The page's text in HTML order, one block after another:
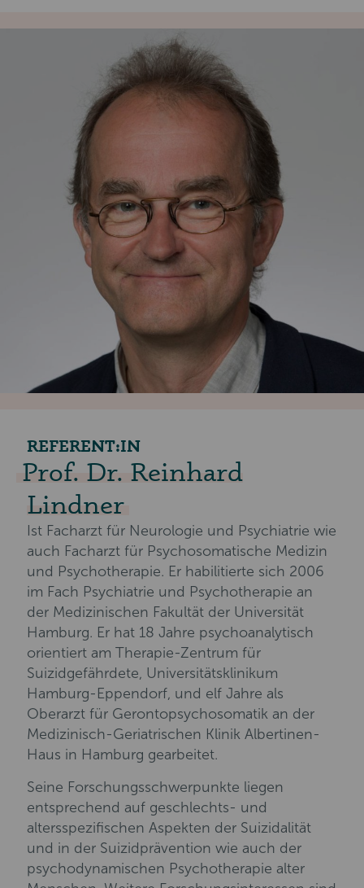
REFERENT:IN
Prof. Dr. Reinhard
Lindner
Ist Facharzt für Neurologie und Psychiatrie wie
auch Facharzt für Psychosomatische Medizin
und Psychotherapie. Er habilitierte sich 2006
im Fach Psychiatrie und Psychotherapie an
der Medizinischen Fakultät der Universität
Hamburg. Er hat 18 Jahre psychoanalytisch
orientiert am Therapie-Zentrum für
Suizidgefährdete, Universitätsklinikum
Hamburg-Eppendorf, und elf Jahre als
Oberarzt für Gerontopsychosomatik an der
Medizinisch-Geriatrischen Klinik Albertinen-
Haus in Hamburg gearbeitet.
Seine Forschungsschwerpunkte liegen
entsprechend auf geschlechts- und
altersspezifischen Aspekten der Suizidalität
und in der Suizidprävention wie auch der
psychodynamischen Psychotherapie alter